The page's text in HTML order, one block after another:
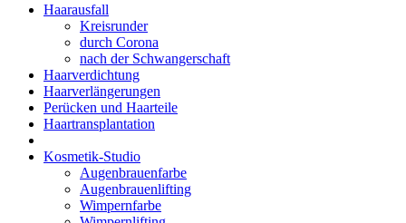
Haarausfall
Kreisrunder
durch Corona
nach der Schwangerschaft
Haarverdichtung
Haarverlängerungen
Perücken und Haarteile
Haartransplantation
Kosmetik-Studio
Augenbrauenfarbe
Augenbrauenlifting
Wimpernfarbe